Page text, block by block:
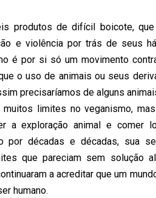
produtos de difícil boicote,
e violência por trás de seus
é por si só um movimento
o uso de animais ou seus
precisaríamos de alguns
limites no veganismo,
a exploração animal e
por décadas e décadas, sua
que pareciam sem solução
a acreditar que um
humano.